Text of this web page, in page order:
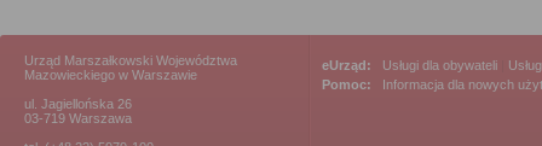
Urząd Marszałkowski Województwa
Mazowieckiego w Warszawie
ul. Jagiellońska 26
03-719 Warszawa
eUrząd: Usługi dla obywateli
Pomoc:
Informacja dla nowych